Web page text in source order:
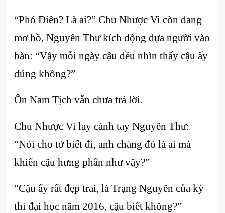
“Phó Diên? Là ai?” Chu Nhược Vi còn đang
mơ hồ, Nguyên Thư kích động dựa người vào
bàn: “Vậy mỗi ngày cậu đều nhìn thấy cậu ấy
đúng không?”
Ôn Nam Tịch vẫn chưa trả lời.
Chu Nhược Vi lay cánh tay Nguyên Thư:
“Nói cho tớ biết đi, anh chàng đó là ai mà
khiến cậu hưng phấn như vậy?”
“Cậu ấy rất đẹp trai, là Trạng Nguyên của kỳ
thi đại học năm 2016, cậu biết không?”